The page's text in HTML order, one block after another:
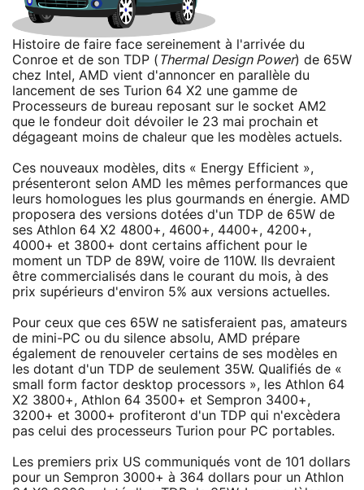
Histoire de faire face sereinement à l'arrivée du
Conroe et de son TDP ( Thermal Design Power) de 65W
chez Intel, AMD vient d'annoncer en parallèle du
lancement de ses Turion 64 X2 une gamme de
Processeurs de bureau reposant sur le socket AM2
que le fondeur doit dévoiler le 23 mai prochain et
dégageant moins de chaleur que les modèles actuels.
Ces nouveaux modèles, dits « Energy Efficient »,
présenteront selon AMD les mêmes performances que
leurs homologues les plus gourmands en énergie. AMD
proposera des versions dotées d'un TDP de 65W de
ses Athlon 64 X2 4800+, 4600+, 4400+, 4200+,
4000+ et 3800+ dont certains affichent pour le
moment un TDP de 89W, voire de 110W. Ils devraient
être commercialisés dans le courant du mois, à des
prix supérieurs d'environ 5% aux versions actuelles.
Pour ceux que ces 65W ne satisferaient pas, amateurs
de mini-PC ou du silence absolu, AMD prépare
également de renouveler certains de ses modèles en
les dotant d'un TDP de seulement 35W. Qualifiés de «
small form factor desktop processors », les Athlon 64
X2 3800+, Athlon 64 3500+ et Sempron 3400+,
3200+ et 3000+ profiteront d'un TDP qui n'excèdera
pas celui des processeurs Turion pour PC portables.
Les premiers prix US communiqués vont de 101 dollars
pour un Sempron 3000+ à 364 dollars pour un Athlon